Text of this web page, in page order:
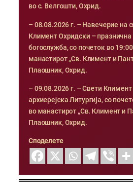
во с. Велгошти, Охрид.
– 08.08.2026 г. – Навечерие на
Климент Охридски –
богослужба, со почеток во
манастирот „Св. Климент и
Плаошник, Охрид.
– 09.08.2026 г. – Свети
архиерејска Литургија, со
во манастирот „Св. Климент и
Плаошник, Охрид.
Споделете